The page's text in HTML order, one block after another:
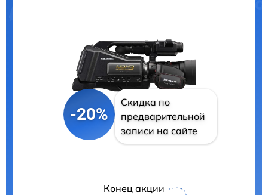
-20%
Скидка по
предварительной
записи на сайте
Конец акции